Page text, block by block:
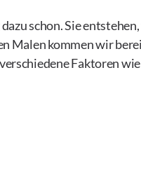
schon. Sie
Malen kommen wir
Faktoren